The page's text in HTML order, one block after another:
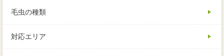
毛虫の種類
対応エリア